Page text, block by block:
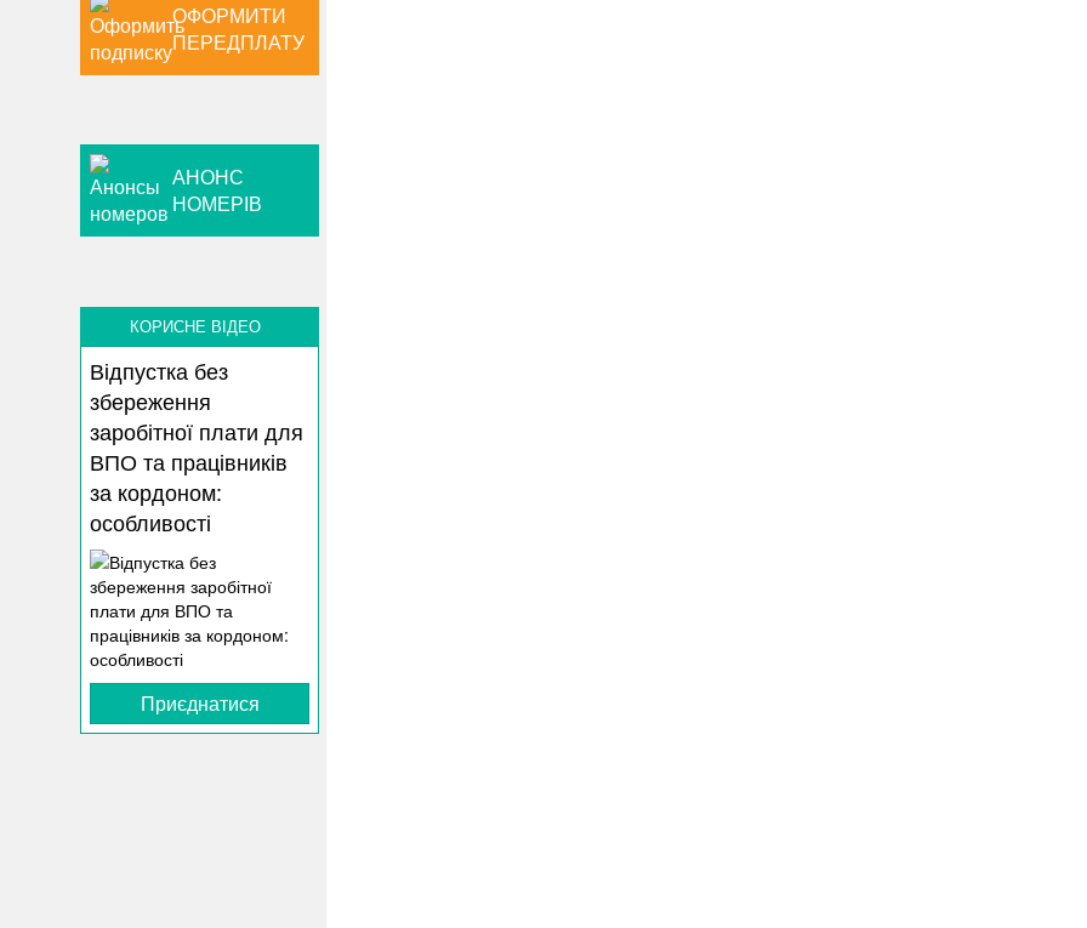
ОФОРМИТИ
ПЕРЕДПЛАТУ
АНОНС
НОМЕРІВ
КОРИСНЕ ВІДЕО
Відпустка без
збереження
заробітної плати для
ВПО та працівників
за кордоном:
особливості
Приєднатися